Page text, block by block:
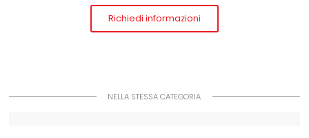
Richiedi informazioni
NELLA STESSA CATEGORIA